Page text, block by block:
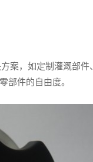
案，如定制灌溉部
部件的自由度。